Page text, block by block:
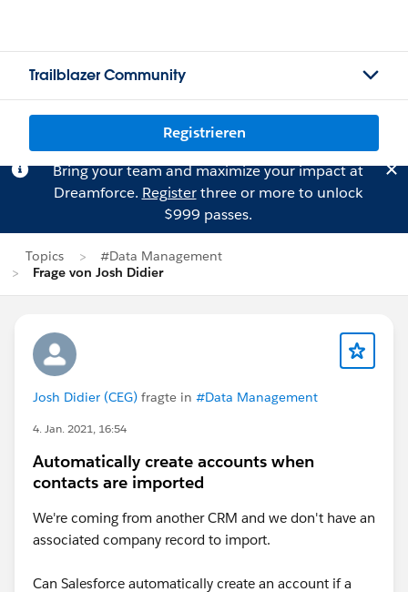
Trailblazer Community
Registrieren
Bring your team and maximize your impact at
Dreamforce. Registerthree or more to unlock
$999 passes.
Topics
#Data Management
Frage von Josh Didier
Josh Didier (CEG) fragte in #Data Management
4. Jan. 2021, 16:54
Automatically create accounts when
contacts are imported
We're coming from another CRM and we don't have an
associated company record to import.
Can Salesforce automatically create an account if a